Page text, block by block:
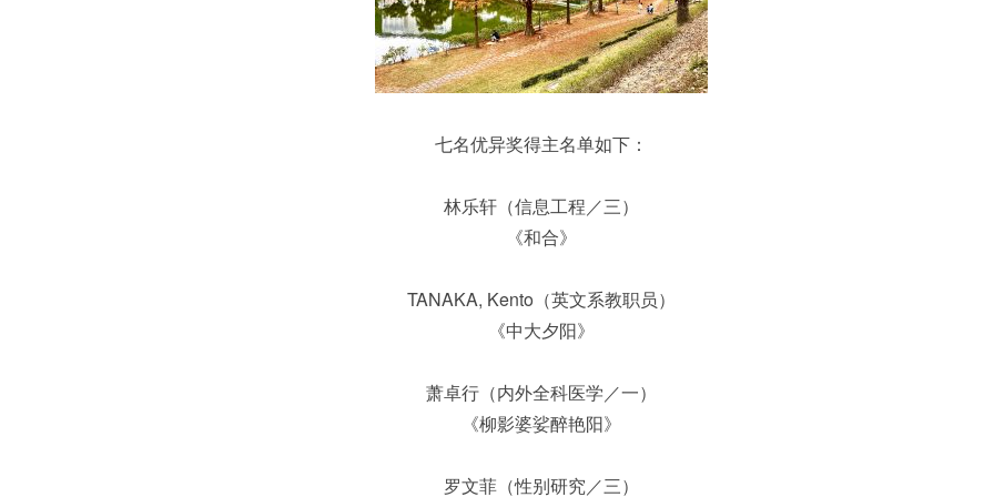
七名优异奖得主名单如下：
林乐轩（信息工程／三）
《和合》
TANAKA, Kento（英文系教职员）
《中大夕阳》
萧卓行（内外全科医学／一）
《柳影婆娑醉艳阳》
罗文菲（性别研究／三）